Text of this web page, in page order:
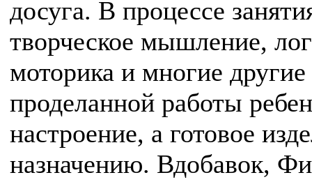
досуга. В процессе
творческое мышление,
моторика и многие
проделанной работы
настроение, а готовое
назначению. Вдобавок,